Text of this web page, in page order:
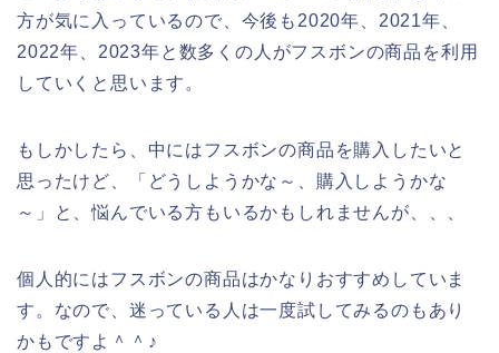
方が気に入っているので、今後も2020年、2021年、
2022年、2023年と数多くの人がフスボンの商品を利用
していくと思います。
もしかしたら、中にはフスボンの商品を購入したいと
思ったけど、「どうしようかな～、購入しようかな
～」と、悩んでいる方もいるかもしれませんが、、、
個人的にはフスボンの商品はかなりおすすめしていま
す。なので、迷っている人は一度試してみるのもあり
かもですよ＾＾♪